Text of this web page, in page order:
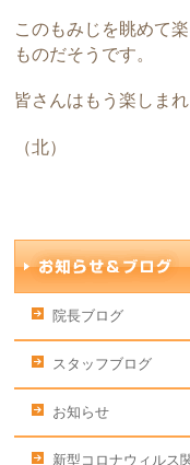
このもみじを眺めて
ものだそうです。
皆さんはもう楽しまれ
（北）
院長ブログ
スタッフブログ
お知らせ
新型コロナウィルス